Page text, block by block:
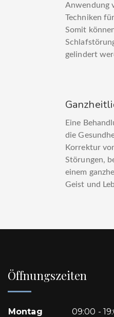
Anwendung
Techniken
Somit
gelindert
Eine
die
Korrektur
Störungen,
einem
Geist und
Öffnungszeiten
Montag
09:00 -